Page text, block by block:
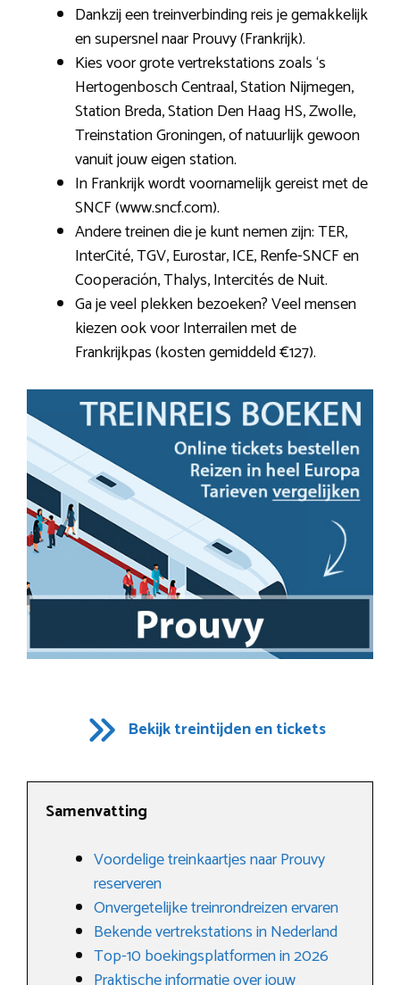
Dankzij een treinverbinding reis je gemakkelijk
en supersnel naar Prouvy (Frankrijk).
Kies voor grote vertrekstations zoals ‘s
Hertogenbosch Centraal, Station Nijmegen,
Station Breda, Station Den Haag HS, Zwolle,
Treinstation Groningen, of natuurlijk gewoon
vanuit jouw eigen station.
In Frankrijk wordt voornamelijk gereist met de
SNCF (www.sncf.com).
Andere treinen die je kunt nemen zijn: TER,
InterCité, TGV, Eurostar, ICE, Renfe-SNCF en
Cooperación, Thalys, Intercités de Nuit.
Ga je veel plekken bezoeken? Veel mensen
kiezen ook voor Interrailen met de
Frankrijkpas (kosten gemiddeld €127).
Bekijk treintijden en tickets
Samenvatting
Voordelige treinkaartjes naar Prouvy
reserveren
Onvergetelijke treinrondreizen ervaren
Bekende vertrekstations in Nederland
Top-10 boekingsplatformen in 2026